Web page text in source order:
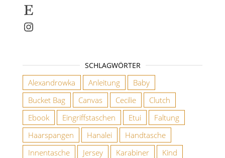
Selbstgenähte Unikate findet ihr bei
Instagram
SCHLAGWÖRTER
Alexandrowka Anleitung
Baby
Bucket Bag
Canvas Cecilie
Clutch
Ebook
Eingriffstaschen Etui
Faltung
Haarspangen
Hanalei
Handtasche
Innentasche
Jersey Karabiner
Kind